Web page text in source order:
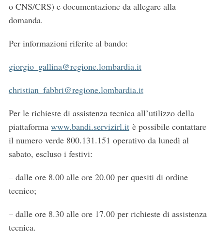
o CNS/CRS) e documentazione da allegare alla
domanda.
Per informazioni riferite al bando:
giorgio_gallina@regione.lombardia.it
christian_fabbri@regione.lombardia.it
Per le richieste di assistenza tecnica all’utilizzo della
piattaforma www.bandi.servizirl.itè possibile contattare
il numero verde 800.131.151 operativo da lunedì al
sabato, escluso i festivi:
– dalle ore 8.00 alle ore 20.00 per quesiti di ordine
tecnico;
– dalle ore 8.30 alle ore 17.00 per richieste di assistenza
tecnica.
S
h
o
: